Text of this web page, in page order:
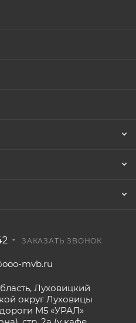
ЗАКАЗАТЬ ЗВОНОК
mvb.ru
Луховицкий
округ Луховицы
М5 «УРАЛ»